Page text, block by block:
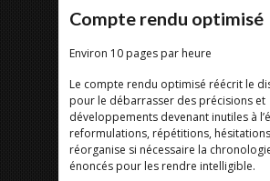
Compte rendu optimisé
Environ 10 pages par heure
Le compte rendu optimisé réécrit le
pour le débarrasser des précisions et
développements devenant inutiles à
reformulations, répétitions,
réorganise si nécessaire la
énoncés pour les rendre intelligible.